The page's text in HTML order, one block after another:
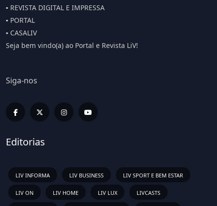
▪️ REVISTA DIGITAL E IMPRESSA
▪️ PORTAL
▪️ CASALIV
Seja bem vindo(a) ao Portal e Revista LiV!
Siga-nos
Editorias
LIV INFORMA LIV BUSINESS LIV SPORT E BEM ESTAR
LIV ON LIV HOME LIV LUX LIVCASTS